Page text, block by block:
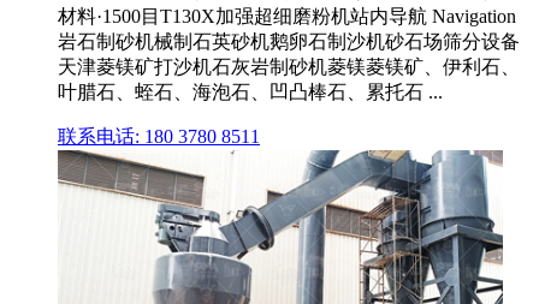
材料·1500目T130X加强超细磨粉机站内导航 Navigation
岩石制砂机械制石英砂机鹅卵石制沙机砂石场筛分设备
天津菱镁矿打沙机石灰岩制砂机菱镁菱镁矿、伊利石、
叶腊石、蛭石、海泡石、凹凸棒石、累托石 ...
联系电话: 180 3780 8511